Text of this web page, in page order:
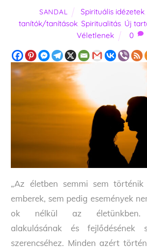
SANDAL Spirituális idézetek,
tanítók/tanítások, Spiritualitás, Új
Véletlenek
0
„Az életben semmi sem történik
emberek, sem pedig események
ok nélkül az életünkben.
alakulásának és fejlődésének
szerencséhez. Minden azért